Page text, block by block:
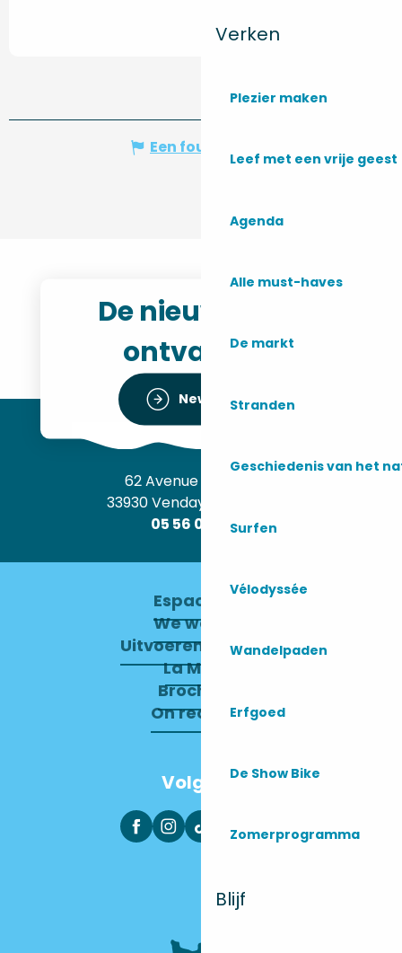
Verken
Plezier maken
Leef met een vrije geest
Agenda
Alle must-haves
De markt
Stranden
Geschiedenis van het
Surfen
Vélodyssée
Wandelpaden
Erfgoed
De Show Bike
Zomerprogramma
Blijf
Een fout melden
De nieuwsbrief
ontvangen
Newsletter
62 Avenue de l’Océan
33930 Vendays-Montalivet
05 56 09 30 12
Espace pro
We werven
Uitvoerend Comité
La Mairie
Brochures
On recrute !
Volg ons